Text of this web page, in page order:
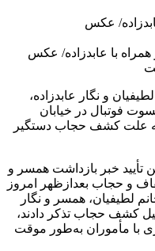
عکس
و نگار عابدزاده،
فوتبال در خیابان
ساعت 15:15 دقیقه به علت کشف حجاب دستگیر
تأیید خبر بازداشت همسر و
و حجاب بعدازظهر امروز
لطیفیان، همسر و نگار
کشف حجاب تذکر دادند،
با مأموران به‌طور موقت